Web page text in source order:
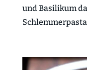
und Basilikum